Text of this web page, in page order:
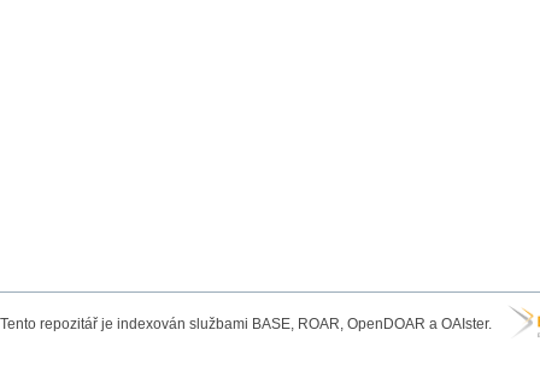
Tento repozitář je indexován službami BASE, ROAR, OpenDOAR a OAIster.